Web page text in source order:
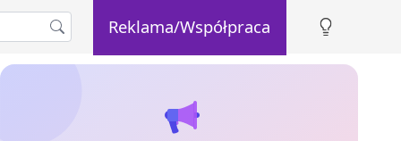
Reklama/Współpraca